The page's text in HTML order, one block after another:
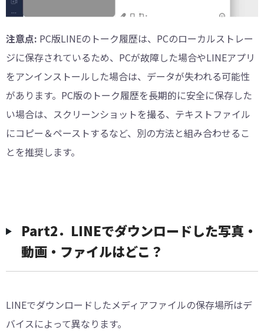
注意点: PC版LINEのトーク履歴は、PCのローカルストレー
ジに保存されているため、PCが故障した場合やLINEアプリ
をアンインストールした場合は、データが失われる可能性
があります。PC版のトーク履歴を長期的に安全に保存した
い場合は、スクリーンショットを撮る、テキストファイル
にコピー＆ペーストするなど、別の方法と組み合わせるこ
とを推奨します。
Part2．LINEでダウンロードした写真・
動画・ファイルはどこ？
LINEでダウンロードしたメディアファイルの保存場所はデ
バイスによって異なります。